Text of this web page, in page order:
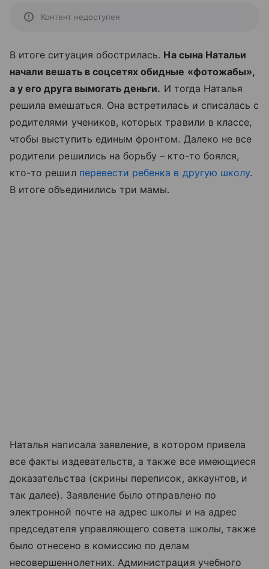
Контент недоступен
В итоге ситуация обострилась. На сына Натальи
начали вешать в соцсетях обидные «фотожабы»,
а у его друга вымогать деньги. И тогда Наталья
решила вмешаться. Она встретилась и списалась с
родителями учеников, которых травили в классе,
чтобы выступить единым фронтом. Далеко не все
родители решились на борьбу – кто-то боялся,
кто-то решил перевести ребенка в другую школу.
В итоге объединились три мамы.
Наталья написала заявление, в котором привела
все факты издевательств, а также все имеющиеся
доказательства (скрины переписок, аккаунтов, и
так далее). Заявление было отправлено по
электронной почте на адрес школы и на адрес
председателя управляющего совета школы, также
было отнесено в комиссию по делам
несовершеннолетних. Администрация учебного